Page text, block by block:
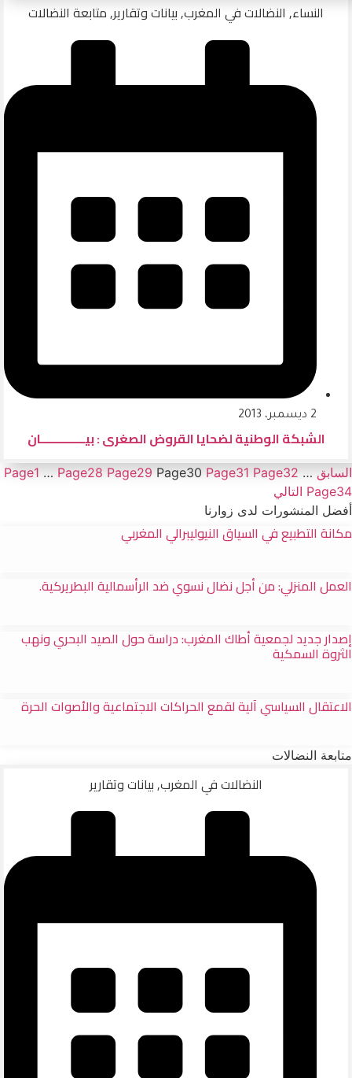
النساء, النضالات في المغرب,بيانات وتقارير,متابعة النضالات
2 ديسمبر، 2013
الشبكة الوطنية لضحايا القروض الصغرى : بيــــــــــــــان
السابق Page1 … Page28 Page29 Page30 Page31 Page32 …
Page34
التالي
أفضل المنشورات لدى زوارنا
مكانة التطبيع في السياق النيوليبرالي المغربي
العمل المنزلي: من أجل نضال نسوي ضد الرأسمالية البطريركية.
إصدار جديد لجمعية أطاك المغرب: دراسة حول الصيد البحري ونهب
الثروة السمكية
الاعتقال السياسي آلية لقمع الحراكات الاجتماعية والأصوات الحرة
متابعة النضالات
النضالات في المغرب,بيانات وتقارير